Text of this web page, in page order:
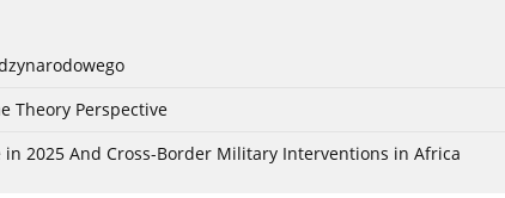
Theory Perspective
2025 And Cross-Border Military Interventions in Africa